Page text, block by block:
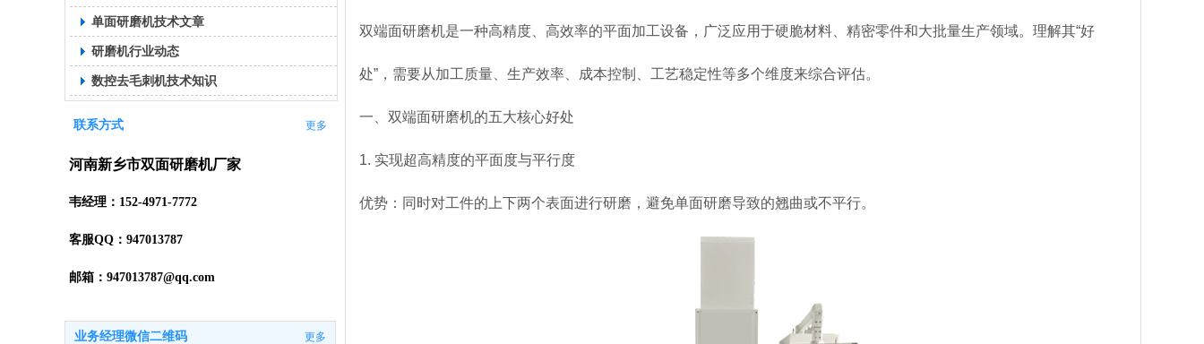
单面研磨机技术文章
研磨机行业动态
数控去毛刺机技术知识
联系方式 更多
河南新乡市双面研磨机厂家
韦经理：152-4971-7772
客服QQ：947013787
邮箱：947013787@qq.com
业务经理微信二维码 更多
双端面研磨机是一种高精度、高效率的平面加工设备，广泛应用于硬脆材料、精密零件和大批量生产领域。理解其“好
处”，需要从加工质量、生产效率、成本控制、工艺稳定性等多个维度来综合评估。
一、双端面研磨机的五大核心好处
1. 实现超高精度的平面度与平行度
优势：同时对工件的上下两个表面进行研磨，避免单面研磨导致的翘曲或不平行。